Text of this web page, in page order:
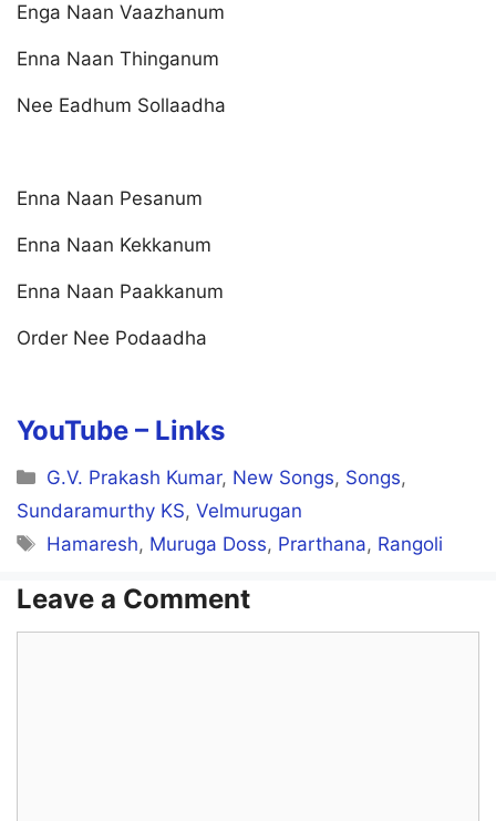
Enga Naan Vaazhanum
Enna Naan Thinganum
Nee Eadhum Sollaadha
Enna Naan Pesanum
Enna Naan Kekkanum
Enna Naan Paakkanum
Order Nee Podaadha
YouTube – Links
Categories
G.V. Prakash Kumar, New Songs, Songs,
Sundaramurthy KS, Velmurugan
Tags
Hamaresh, Muruga Doss, Prarthana, Rangoli
Leave a Comment